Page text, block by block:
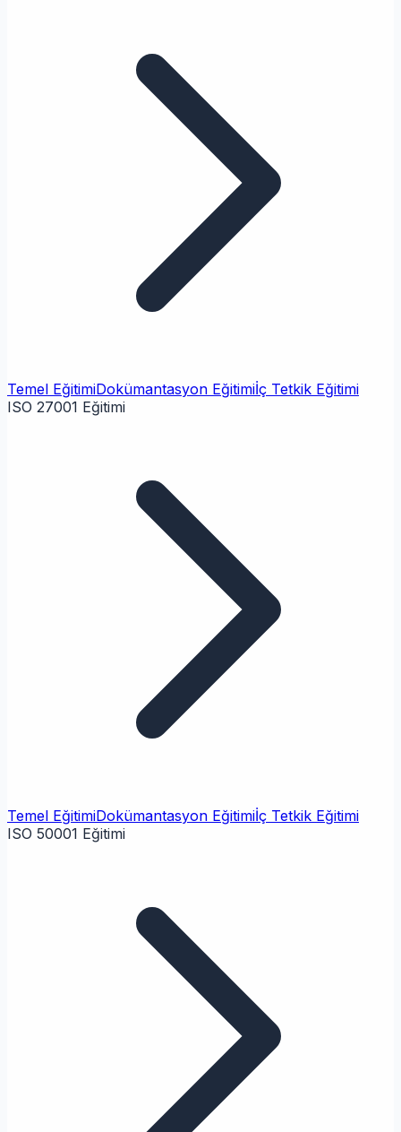
Temel EğitimiDokümantasyon Eğitimiİç Tetkik Eğitimi
ISO 27001 Eğitimi
Temel EğitimiDokümantasyon Eğitimiİç Tetkik Eğitimi
ISO 50001 Eğitimi